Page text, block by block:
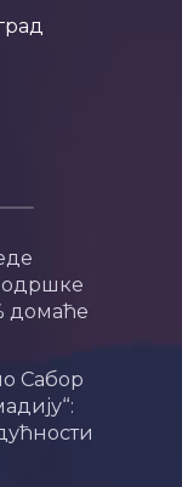
домаће
Сабор